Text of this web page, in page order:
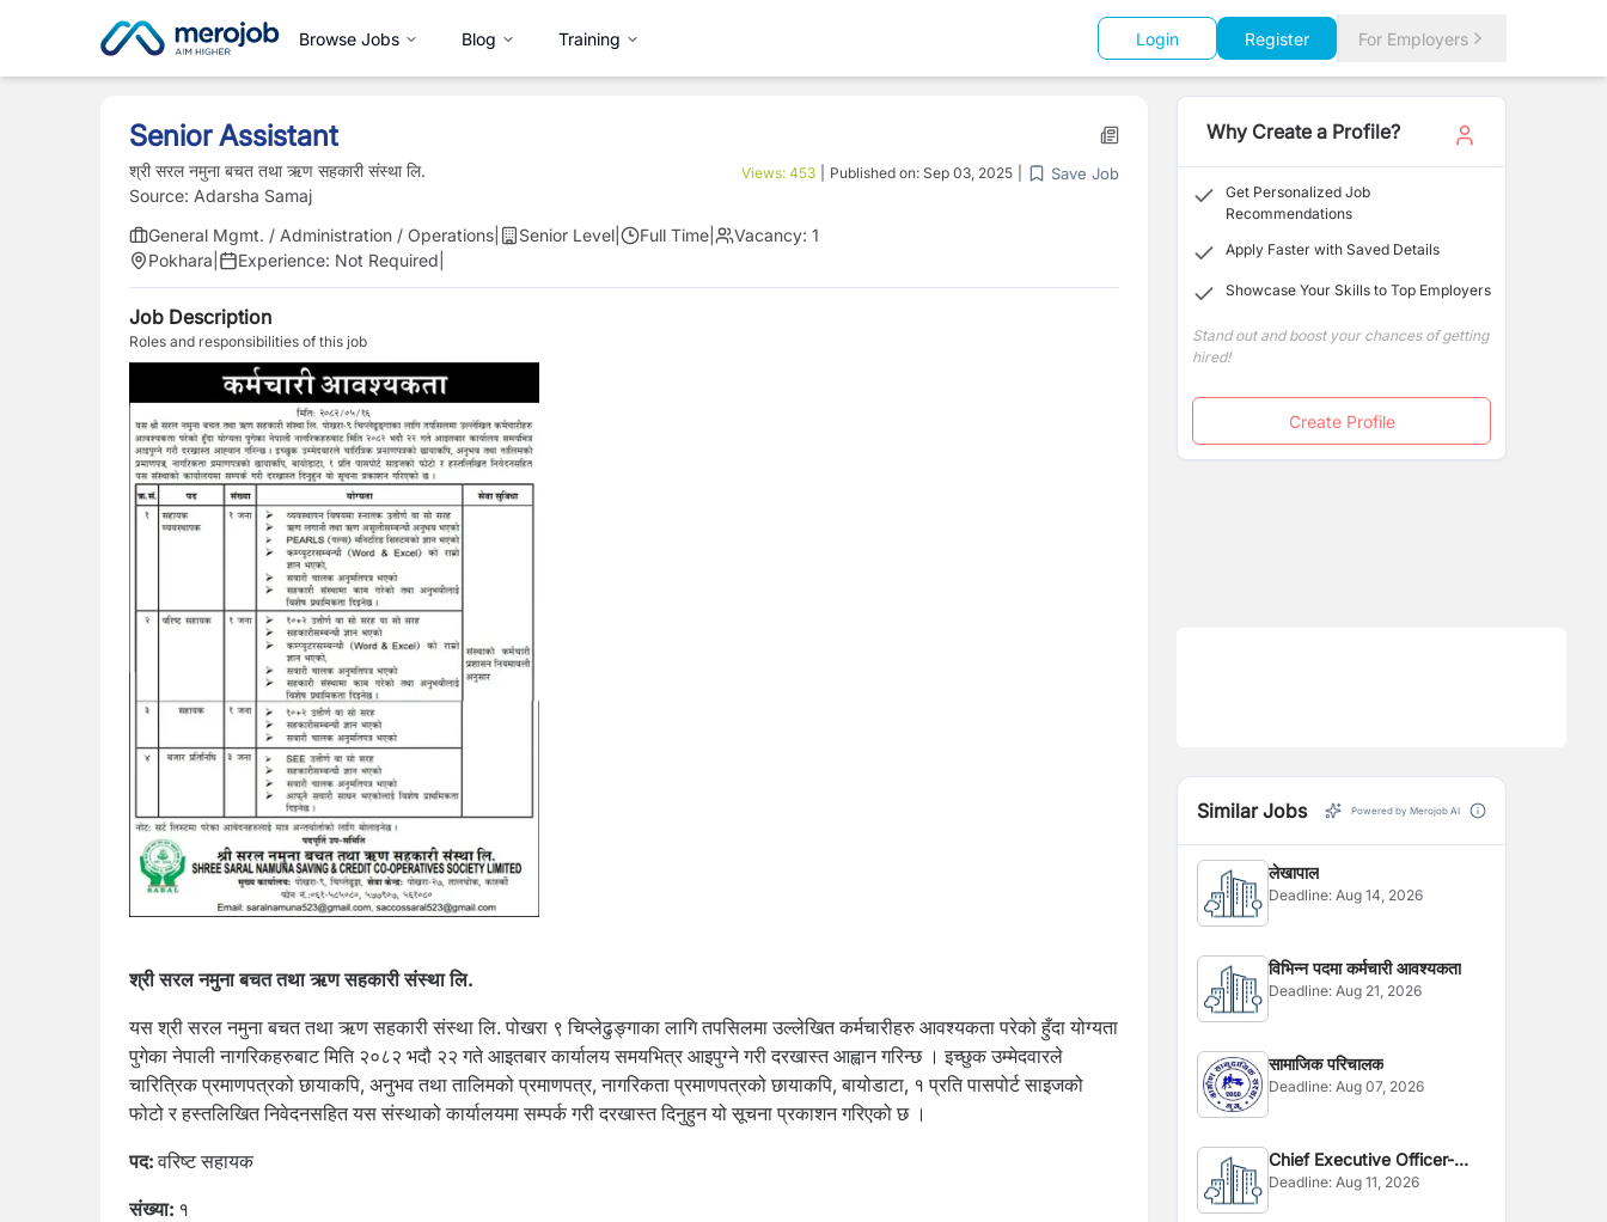
Browse Jobs Blog Training Login Register For Employers
Senior Assistant
श्री सरल नमुना बचत तथा ऋण सहकारी संस्था लि.
Source: Adarsha Samaj
Views: 453 Published on: Sep 03, 2025 Save Job
General Mgmt. / Administration / Operations Senior Level Full Time Vacancy: 1
Pokhara
Experience: Not Required
Job Description
Roles and responsibilities of this job
श्री सरल नमुना बचत तथा ऋण सहकारी संस्था लि.
यस श्री सरल नमुना बचत तथा ऋण सहकारी संस्था लि. पोखरा ९ चिप्लेढुङ्गाका लागि तपसिलमा उल्लेखित कर्मचारीहरु आवश्यकता परेको हुँदा योग्यता
पुगेका नेपाली नागरिकहरुबाट मिति २०८२ भदौ २२ गते आइतबार कार्यालय समयभित्र आइपुग्ने गरी दरखास्त आह्वान गरिन्छ । इच्छुक उम्मेदवारले
चारित्रिक प्रमाणपत्रको छायाकपि, अनुभव तथा तालिमको प्रमाणपत्र, नागरिकता प्रमाणपत्रको छायाकपि, बायोडाटा, १ प्रति पासपोर्ट साइजको
फोटो र हस्तलिखित निवेदनसहित यस संस्थाको कार्यालयमा सम्पर्क गरी दरखास्त दिनुहुन यो सूचना प्रकाशन गरिएको छ ।
पद:वरिष्ट सहायक
संख्या: १
Why Create a Profile?
Get Personalized Job
Recommendations
Apply Faster with Saved Details
Showcase Your Skills to Top Employers
Stand out and boost your chances of getting
hired!
Create Profile
Similar Jobs Powered by Merojob AI
लेखापाल
Deadline:Aug 14, 2026
विभिन्न पदमा कर्मचारी आवश्यकता
Deadline:Aug 21, 2026
सामाजिक परिचालक
Deadline:Aug 07, 2026
Chief Executive Officer-
CEO
Deadline:Aug 11, 2026